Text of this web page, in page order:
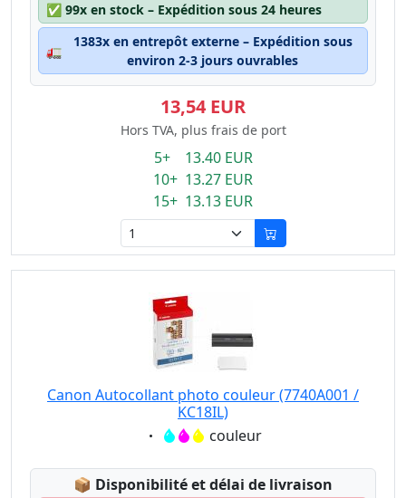
✅ 99x en stock – Expédition sous 24 heures
🚛
1383x en entrepôt externe – Expédition sous
environ 2-3 jours ouvrables
13,54 EUR
Hors TVA, plus frais de port
5+ 13.40 EUR
10+ 13.27 EUR
15+ 13.13 EUR
Canon Autocollant photo couleur (7740A001 /
KC18IL)
Eigenschaft:couleur
📦 Lagerstatus:
Disponibilité et délai de livraison